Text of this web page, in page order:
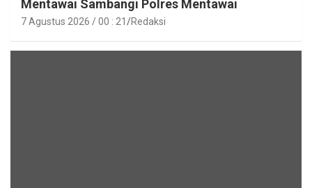
Mentawai Sambangi Polres Mentawai
7 Agustus 2026 / 00 : 21 Redaksi